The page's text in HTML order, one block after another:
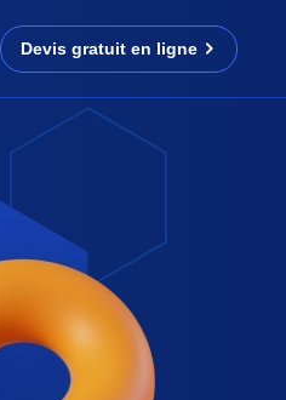
Devis gratuit en ligne